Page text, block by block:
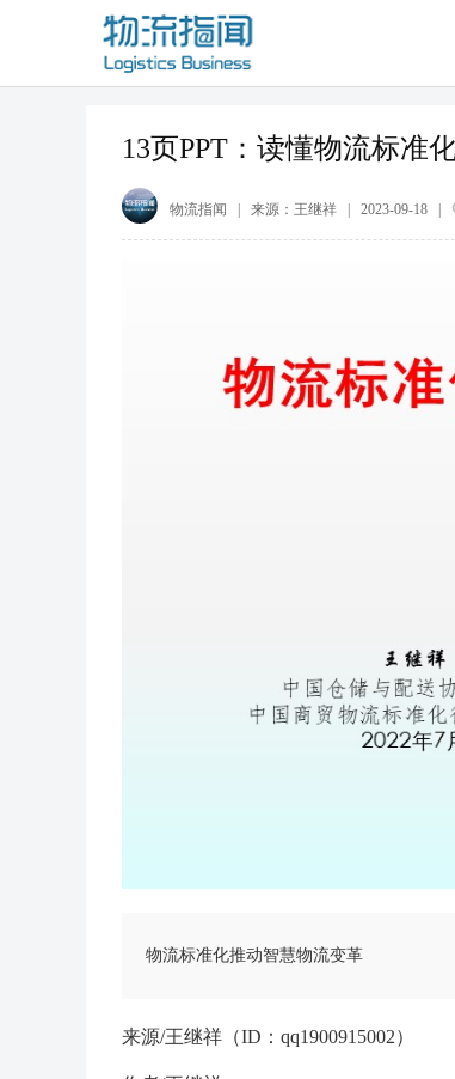
13页PPT：​读懂物流标准
物流指闻 | 来源： 王继祥 2023-09-18
物流标准化推动智慧物流变革
来源/王继祥（ID：qq1900915002）